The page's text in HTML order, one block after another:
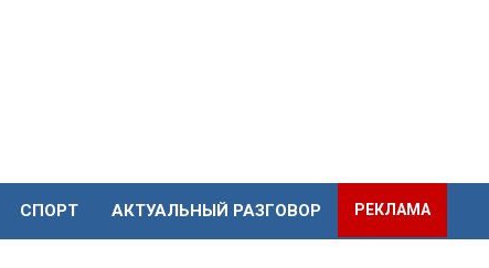
СПОРТ АКТУАЛЬНЫЙ РАЗГОВОР РЕКЛАМА